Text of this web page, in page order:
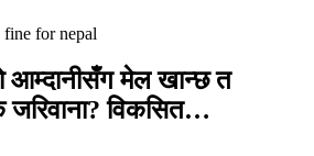
आम्दानीसँग मेल खान्छ त
जरिवाना? विकसित…